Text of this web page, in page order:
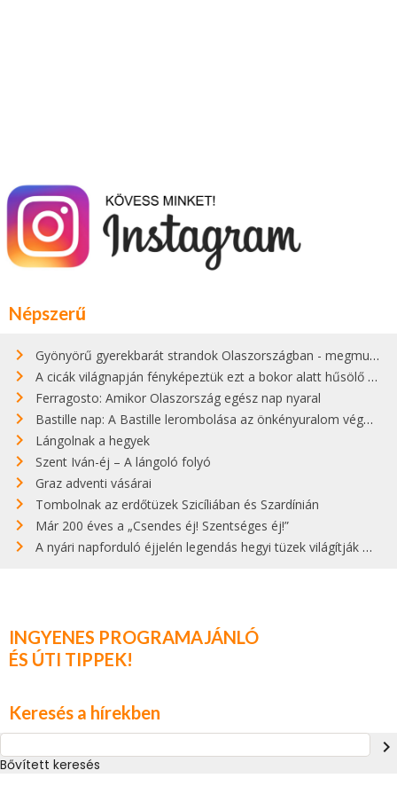
Népszerű
Gyönyörű gyerekbarát strandok Olaszországban - megmutatjuk a 15 legjobbat
A cicák világnapján fényképeztük ezt a bokor alatt hűsölő cicát Kisorosziban
Ferragosto: Amikor Olaszország egész nap nyaral
Bastille nap: A Bastille lerombolása az önkényuralom végét jelentette
Lángolnak a hegyek
Szent Iván-éj – A lángoló folyó
Graz adventi vásárai
Tombolnak az erdőtüzek Szicíliában és Szardínián
Már 200 éves a „Csendes éj! Szentséges éj!”
A nyári napforduló éjjelén legendás hegyi tüzek világítják meg Zugspitzét
INGYENES PROGRAMAJÁNLÓ
ÉS ÚTI TIPPEK!
Keresés a hírekben
navigate_next
Bővített keresés